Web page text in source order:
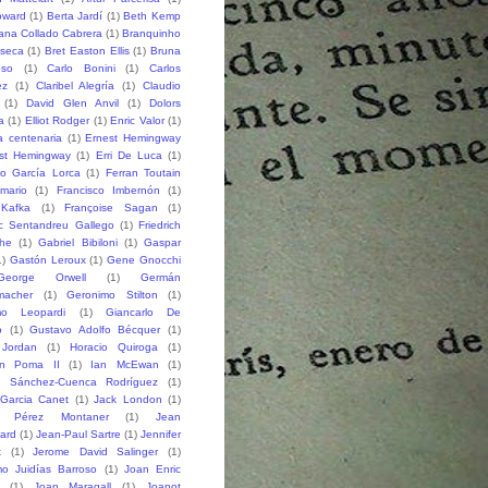
(1) Berta Jardí (1) Beth Kemp
Collado Cabrera (1) Branquinho
(1) Bret Easton Ellis (1) Bruna
(1) Carlo Bonini (1)
Carlos
(1) Claribel Alegría (1)
Claudio
(1)
David Glen Anvil (1)
Dolors
(1) Elliot Rodger (1) Enric Valor (1)
centenaria (1) Ernest Hemingway
Hemingway (1) Erri De Luca (1)
García Lorca (1) Ferran Toutain
(1) Francisco Imbernón
(1)
(1) Françoise Sagan
(1)
Sentandreu Gallego (1) Friedrich
(1) Gabriel Bibiloni (1) Gaspar
Gastón Leroux (1) Gene Gnocchi
Orwell
(1)
Germán
(1) Geronimo Stilton
(1)
Leopardi
(1)
Giancarlo De
(1) Gustavo Adolfo Bécquer
(1)
(1) Horacio Quiroga
(1)
Poma II
(1) Ian McEwan
(1)
Sánchez-Cuenca Rodríguez
(1)
Canet (1) Jack London (1)
Pérez Montaner
(1)
Jean
(1) Jean-Paul Sartre (1) Jennifer
(1) Jerome David Salinger
(1)
Juidías Barroso
(1) Joan Enric